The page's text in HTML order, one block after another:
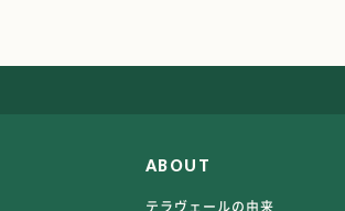
ABOUT
テラヴェールの由来